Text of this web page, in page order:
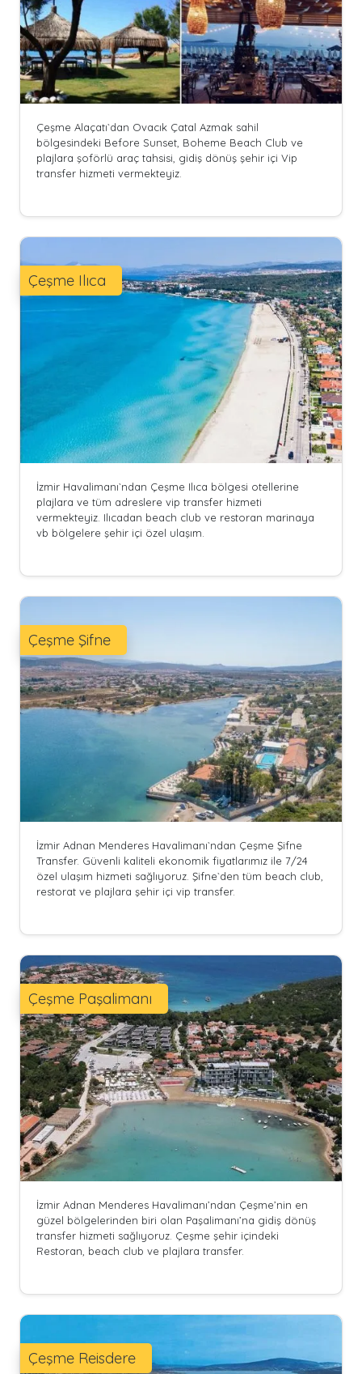
Çeşme Alaçatı`dan Ovacık Çatal Azmak sahil
bölgesindeki Before Sunset, Boheme Beach Club ve
plajlara şoförlü araç tahsisi, gidiş dönüş şehir içi Vip
transfer hizmeti vermekteyiz.
İzmir Havalimanı`ndan Çeşme Ilıca bölgesi otellerine
plajlara ve tüm adreslere vip transfer hizmeti
vermekteyiz. Ilıcadan beach club ve restoran marinaya
vb bölgelere şehir içi özel ulaşım.
Çeşme Ilıca
İzmir Adnan Menderes Havalimanı`ndan Çeşme Şifne
Transfer. Güvenli kaliteli ekonomik fiyatlarımız ile 7/24
özel ulaşım hizmeti sağlıyoruz. Şifne`den tüm beach club,
restorat ve plajlara şehir içi vip transfer.
Çeşme Şifne
İzmir Adnan Menderes Havalimanı’ndan Çeşme’nin en
güzel bölgelerinden biri olan Paşalimanı’na gidiş dönüş
transfer hizmeti sağlıyoruz. Çeşme şehir içindeki
Restoran, beach club ve plajlara transfer.
Çeşme Paşalimanı
Çeşme Reisdere